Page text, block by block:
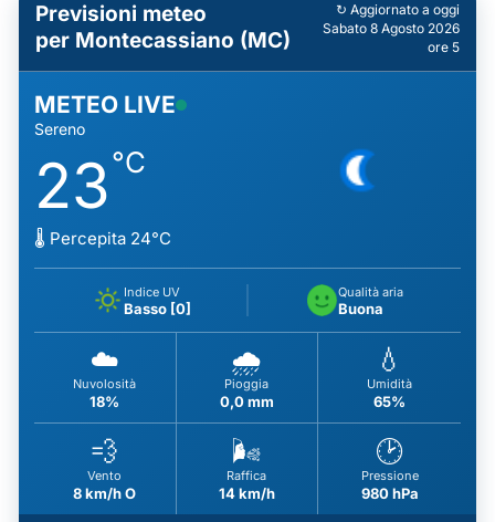
Previsioni meteo
per Montecassiano (MC)
↻ Aggiornato a oggi
Sabato 8 Agosto 2026
ore 5
METEO LIVE
Sereno
23°C
🌡️ Percepita 24°C
Indice UV
Basso [0]
Qualità aria
Buona
☁️
Nuvolosità
18%
🌧️
Pioggia
0,0 mm
💧
Umidità
65%
💨
Vento
8 km/h O
🌬️
Raffica
14 km/h
🕑
Pressione
980 hPa